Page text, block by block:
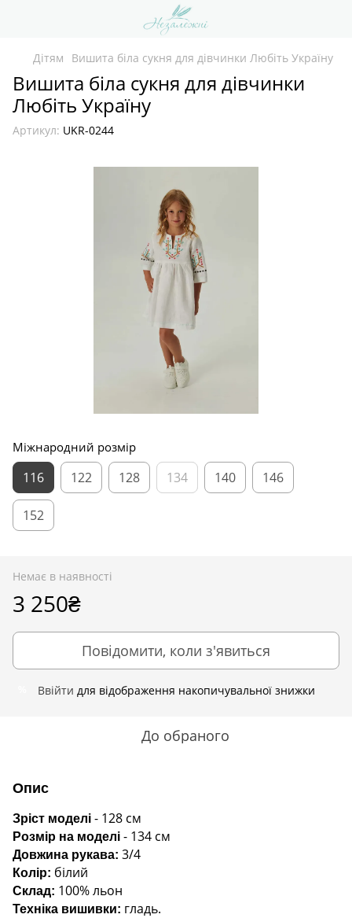
Дітям Вишита біла сукня для дівчинки Любіть Україну
Вишита біла сукня для дівчинки
Любіть Україну
Артикул: UKR-0244
Міжнародний розмір
116 122 128 134 140 146
152
Немає в наявності
3 250₴
Повідомити, коли з'явиться
Ввійти для відображення накопичувальної знижки
До обраного
Опис
Зріст моделі - 128 см
Розмір на моделі - 134 см
Довжина рукава: 3/4
Колір: білий
Склад: 100% льон
Техніка вишивки: гладь.